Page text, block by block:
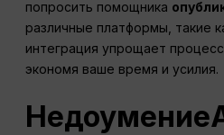
попросить помощника
различные платформы, такие
интеграция упрощает
экономя ваше время и усилия.
Недоумение